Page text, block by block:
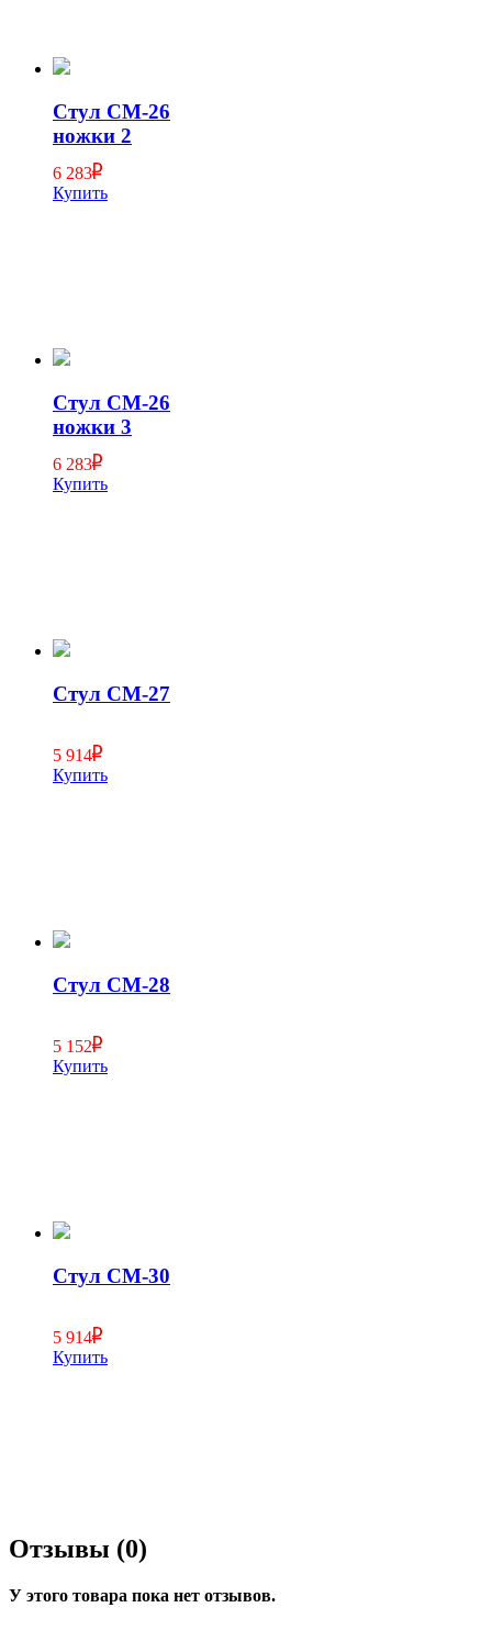
Стул СМ-26
ножки 2
6 283
Купить
Стул СМ-26
ножки 3
6 283
Купить
Стул СМ-27
5 914
Купить
Стул СМ-28
5 152
Купить
Стул СМ-30
5 914
Купить
Отзывы (0)
У этого товара пока нет отзывов.